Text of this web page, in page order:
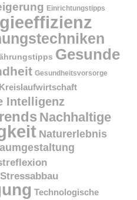
Einrichtungstipps
Gesunde
Gesundheitsvorsorge
Kreislaufwirtschaft
Intelligenz
Nachhaltige
Naturerlebnis
Stressabbau
Technologische